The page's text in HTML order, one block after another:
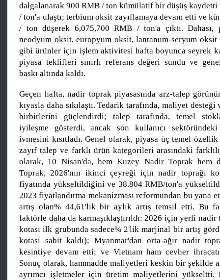
dalgalanarak 900 RMB / ton kümülatif bir düşüş kaydetti
/ ton'a ulaştı; terbium oksit zayıflamaya devam etti ve
/ ton düşerek 6,075,700 RMB / ton'a çıktı. Dahası,
neodyum oksit, europyum oksit, lantanum-seryum oksit
gibi ürünler için işlem aktivitesi hafta boyunca seyrek
piyasa teklifleri sınırlı referans değeri sundu ve
baskı altında kaldı.
Geçen hafta, nadir toprak piyasasında arz-talep
kıyasla daha sıkılaştı. Tedarik tarafında, maliyet
birbirlerini güçlendirdi; talep tarafında, temel
iyileşme gösterdi, ancak son kullanıcı
ivmesini kısıtladı. Genel olarak, piyasa üç temel özellik
zayıf talep ve farklı ürün kategorileri arasındaki
olarak, 10 Nisan'da, hem Kuzey Nadir Toprak hem
Toprak, 2026'nın ikinci çeyreği için nadir toprağı
fiyatında yükseltildiğini ve 38.804 RMB/ton'a
2023 fiyatlandırma mekanizması reformundan bu yana
artış olan% 44,61'lik bir aylık artış temsil etti. Bu
faktörle daha da karmaşıklaştırıldı: 2026 için yerli
kotası ilk grubunda sadece% 2'lik marjinal bir artış
kotası sabit kaldı); Myanmar'dan orta-ağır nadir
kesintiye devam etti; ve Vietnam ham cevher ihracatı
Sonuç olarak, hammadde maliyetleri keskin bir şekilde
ayrımcı işletmeler için üretim maliyetlerini yükseltti.